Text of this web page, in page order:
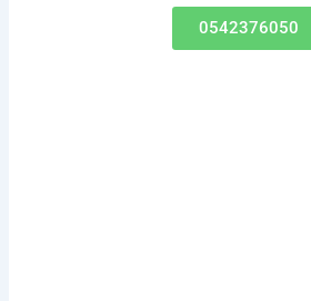
0542376050